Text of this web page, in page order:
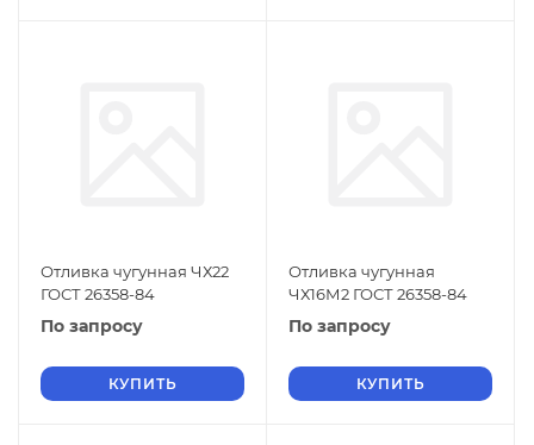
Отливка чугунная ЧХ22
ГОСТ 26358-84
По запросу
КУПИТЬ
Отливка чугунная
ЧХ16М2 ГОСТ 26358-84
По запросу
КУПИТЬ